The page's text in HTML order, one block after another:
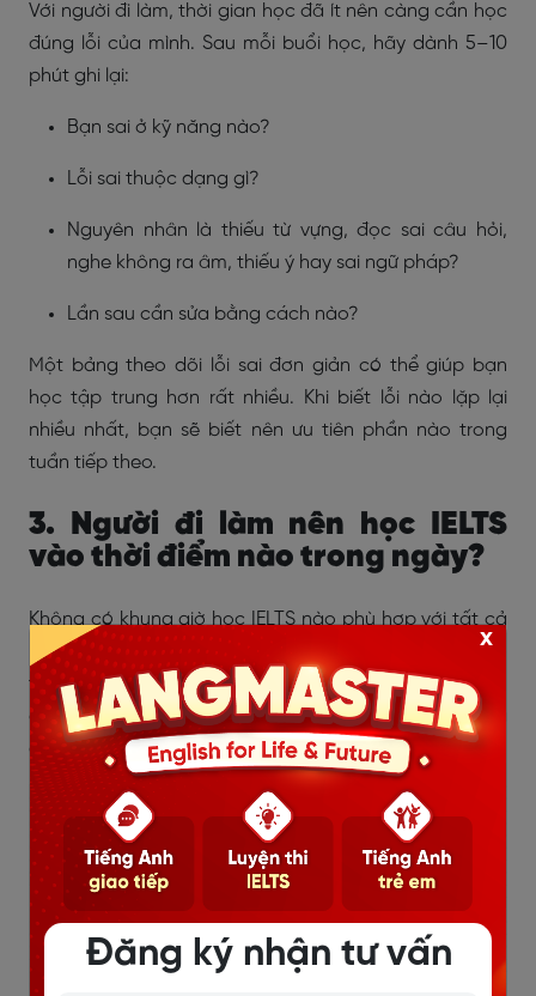
Với người đi làm, thời gian học đã ít nên càng cần học
đúng lỗi của mình. Sau mỗi buổi học, hãy dành 5–10
phút ghi lại:
Bạn sai ở kỹ năng nào?
Lỗi sai thuộc dạng gì?
Nguyên nhân là thiếu từ vựng, đọc sai câu hỏi,
nghe không ra âm, thiếu ý hay sai ngữ pháp?
Lần sau cần sửa bằng cách nào?
Một bảng theo dõi lỗi sai đơn giản có thể giúp bạn
học tập trung hơn rất nhiều. Khi biết lỗi nào lặp lại
nhiều nhất, bạn sẽ biết nên ưu tiên phần nào trong
tuần tiếp theo.
3. Người đi làm nên học IELTS
vào thời điểm nào trong ngày?
Không có khung giờ học IELTS nào phù hợp với tất cả
người đi làm. Khung giờ tốt nhất là thời điểm bạn có
thể duy trì đều đặn mà không ảnh hưởng quá nhiều
đến công việc, sức khỏe và lịch cá nhân. Dưới đây là
các lựa chọn phổ biến để bạn cân nhắc.
Đăng ký nhận tư vấn
x